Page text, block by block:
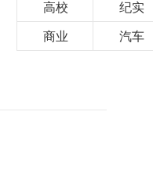
高校 纪实
商业 汽车